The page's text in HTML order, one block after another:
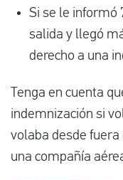
Si se le informó
salida y llegó
derecho a una
Tenga en cuenta
indemnización si
volaba desde fuera
una compañía